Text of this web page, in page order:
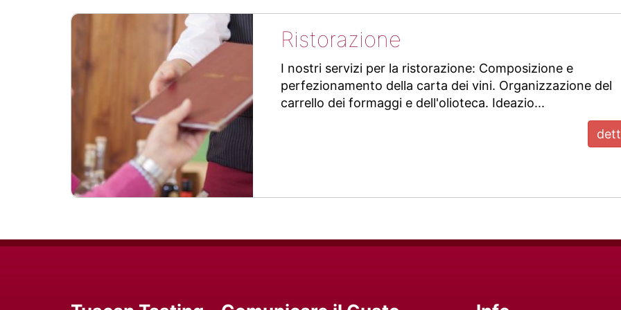
Ristorazione
I nostri servizi per la ristorazione: Composizione e
perfezionamento della carta dei vini. Organizzazione del
carrello dei formaggi e dell'olioteca. Ideazio...